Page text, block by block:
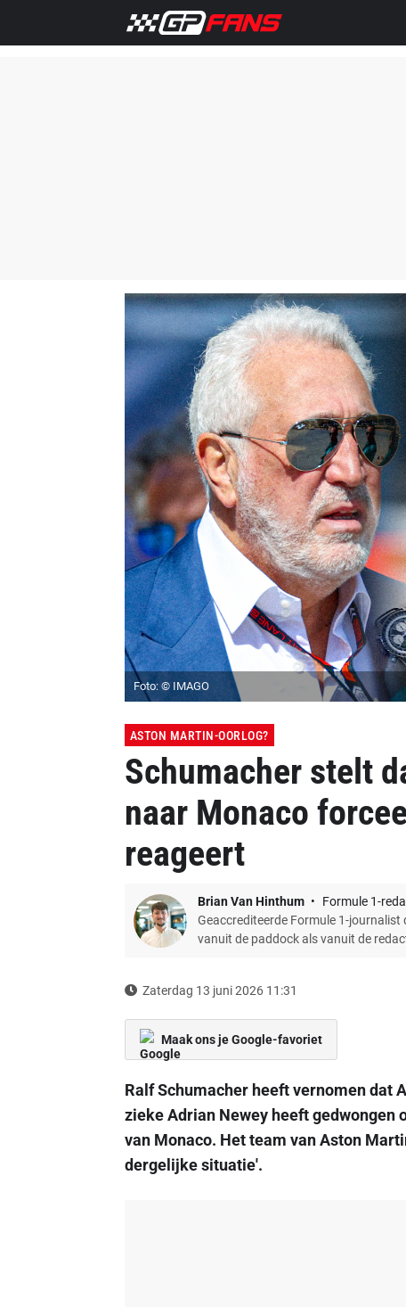
Foto: © IMAGO
ASTON MARTIN-OORLOG?
Schumacher stelt
naar Monaco
reageert
Brian Van Hinthum
Formule 1-
Geaccrediteerde Formule 1-
vanuit de paddock als vanuit de
Zaterdag 13 juni 2026 11:31
Maak ons je Google-favoriet
Ralf Schumacher heeft vernomen dat
zieke Adrian Newey heeft gedwongen
van Monaco. Het team van Aston
dergelijke situatie'.